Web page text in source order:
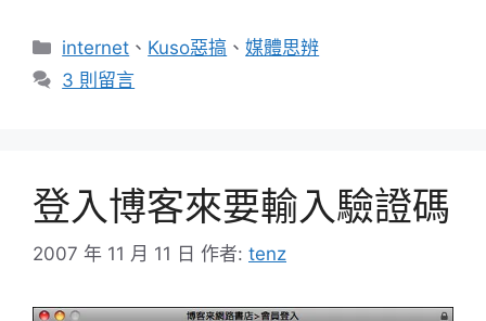
分
類
internet 、 Kuso惡搞 、媒體思辨
3 則留言
登入博客來要輸入驗證碼
2007 年 11 月 11 日 作者: tenz